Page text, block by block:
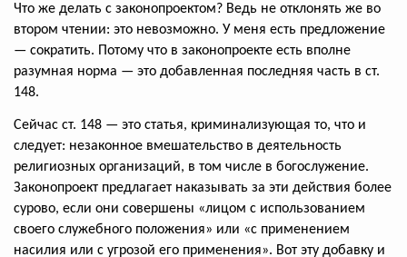
Что же делать с законопроектом? Ведь не отклонять же во
втором чтении: это невозможно. У меня есть предложение
— сократить. Потому что в законопроекте есть вполне
разумная норма — это добавленная последняя часть в ст.
148.
Сейчас ст. 148 — это статья, криминализующая то, что и
следует: незаконное вмешательство в деятельность
религиозных организаций, в том числе в богослужение.
Законопроект предлагает наказывать за эти действия более
сурово, если они совершены «лицом с использованием
своего служебного положения» или «с применением
насилия или с угрозой его применения». Вот эту добавку и